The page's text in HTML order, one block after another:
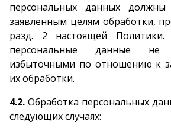
персональных данных должны
заявленным целям обработки,
разд. 2 настоящей Политики.
персональные данные
избыточными по отношению к
их обработки.
4.2. Обработка персональных
следующих случаях: